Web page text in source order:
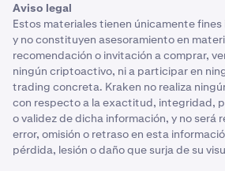
Aviso legal
Estos materiales tienen únicamente
y no constituyen asesoramiento en
recomendación o invitación a comprar,
ningún criptoactivo, ni a participar en
trading concreta. Kraken no realiza
con respecto a la exactitud, integridad,
o validez de dicha información, y no será
error, omisión o retraso en esta
pérdida, lesión o daño que surja de su